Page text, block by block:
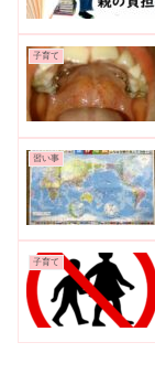
子育て
習い事
子育て